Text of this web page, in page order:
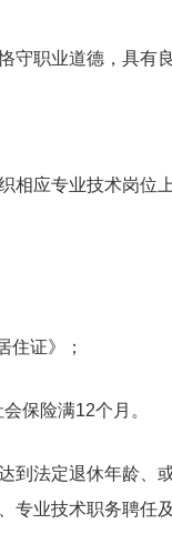
职业道德，具有
应专业技术岗位上
证》；
保险满12个月。
法定退休年龄、或
专业技术职务聘任